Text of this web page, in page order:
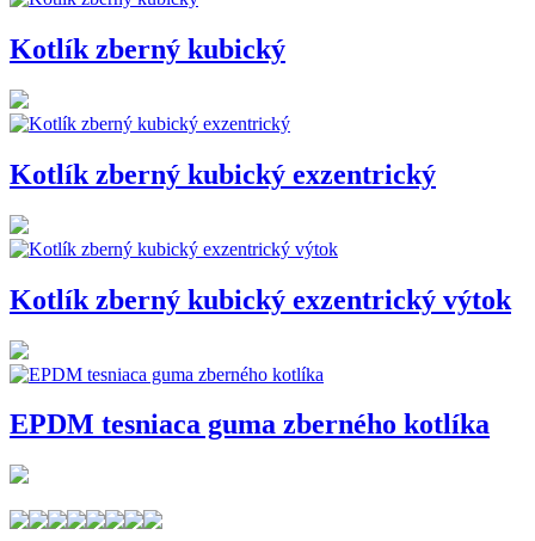
Kotlík zberný kubický
Kotlík zberný kubický exzentrický
Kotlík zberný kubický exzentrický výtok
EPDM tesniaca guma zberného kotlíka